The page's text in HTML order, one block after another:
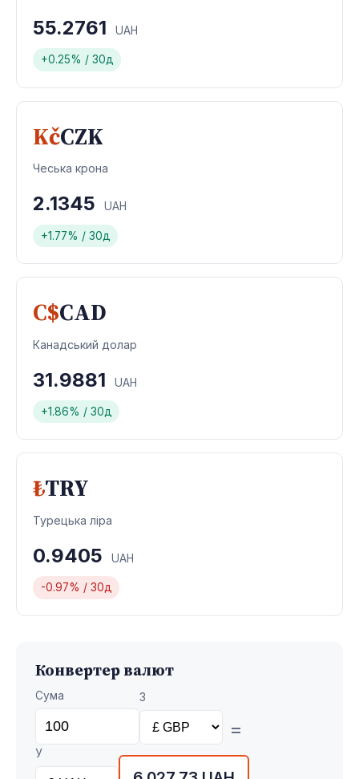
55.2761 UAH
+0.25% / 30д
KčCZK
Чеська крона
2.1345 UAH
+1.77% / 30д
C$CAD
Канадський долар
31.9881 UAH
+1.86% / 30д
₺TRY
Турецька ліра
0.9405 UAH
-0.97% / 30д
Конвертер валют
Сума З
=
У